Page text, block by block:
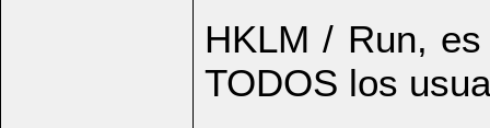
HKLM / Run,
TODOS los